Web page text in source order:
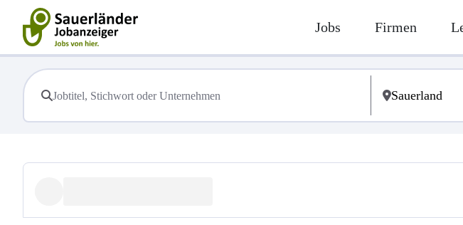
Jobs Firmen